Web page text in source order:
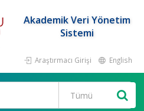
Akademik Veri Yönetim
Sistemi
Araştırmacı Girişi English